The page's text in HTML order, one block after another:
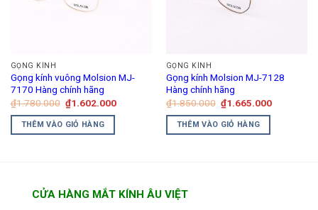
GỌNG KÍNH
Gọng kính vuông Molsion MJ-
7170 Hàng chính hãng
₫1.780.000 Giá
gốc
là:
₫1.780.000.
₫1.602.000Giá
THÊM VÀO GIỎ HÀNG
GỌNG KÍNH
Gọng kính Molsion MJ-7128
Hàng chính hãng
₫1.850.000 Giá
gốc
là:
₫1.850.000.
₫1.665.000Giá
THÊM VÀO GIỎ HÀNG
CỬA HÀNG MẮT KÍNH ÂU VIỆT